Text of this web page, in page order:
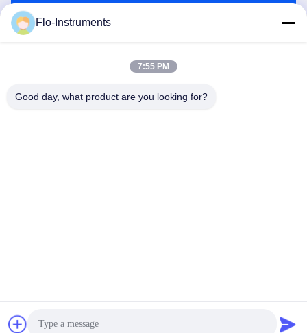
instruments.com . Tous droits réservés.
Flo-Instruments
7:55 PM
Good day, what product are you looking for?